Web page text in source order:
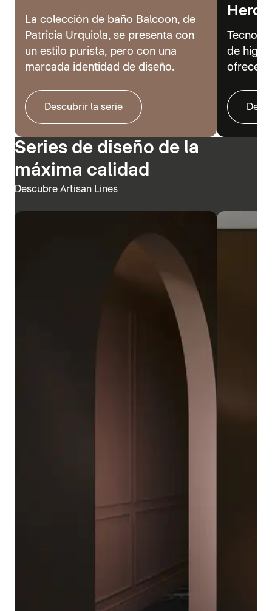
La colección de baño Balcoon, de
Patricia Urquiola, se presenta con
un estilo purista, pero con una
marcada identidad de diseño.
Descubrir la serie
Hero
de
ofrecer
Series de diseño de la
máxima calidad
Descubre Artisan Lines